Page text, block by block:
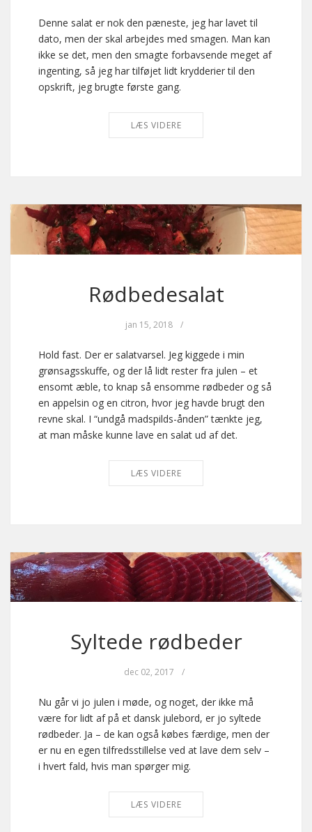
Denne salat er nok den pæneste, jeg har lavet til
dato, men der skal arbejdes med smagen. Man kan
ikke se det, men den smagte forbavsende meget af
ingenting, så jeg har tilføjet lidt krydderier til den
opskrift, jeg brugte første gang.
LÆS VIDERE
Rødbedesalat
jan 15, 2018 /
Hold fast. Der er salatvarsel. Jeg kiggede i min
grønsagsskuffe, og der lå lidt rester fra julen – et
ensomt æble, to knap så ensomme rødbeder og så
en appelsin og en citron, hvor jeg havde brugt den
revne skal. I “undgå madspilds-ånden” tænkte jeg,
at man måske kunne lave en salat ud af det.
LÆS VIDERE
Syltede rødbeder
dec 02, 2017 /
Nu går vi jo julen i møde, og noget, der ikke må
være for lidt af på et dansk julebord, er jo syltede
rødbeder. Ja – de kan også købes færdige, men der
er nu en egen tilfredsstillelse ved at lave dem selv –
i hvert fald, hvis man spørger mig.
LÆS VIDERE